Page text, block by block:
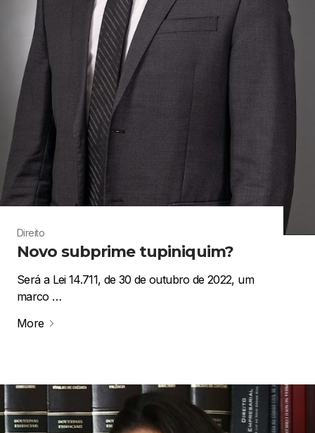
Direito
Novo subprime tupiniquim?
Será a Lei 14.711, de 30 de outubro de 2022, um
marco …
More